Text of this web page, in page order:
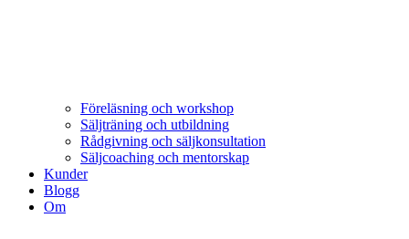
Föreläsning och workshop
Säljträning och utbildning
Rådgivning och säljkonsultation
Säljcoaching och mentorskap
Kunder
Blogg
Om